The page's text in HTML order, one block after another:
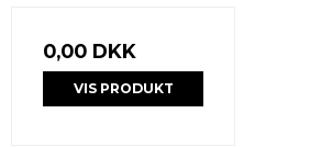
0,00 DKK
VIS PRODUKT